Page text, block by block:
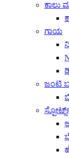
ಕಾಲು
ಗಾಯ
ಜಂಟಿ